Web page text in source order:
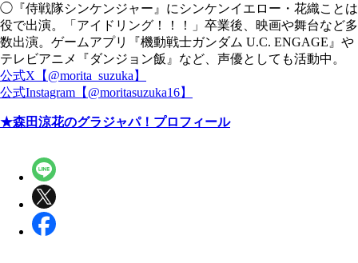
◯『侍戦隊シンケンジャー』にシンケンイエロー・花織ことは
役で出演。「アイドリング！！！」卒業後、映画や舞台など多
数出演。ゲームアプリ『機動戦士ガンダム U.C. ENGAGE』や
テレビアニメ『ダンジョン飯』など、声優としても活動中。
公式X【@morita_suzuka】
公式Instagram【@moritasuzuka16】
★森田涼花のグラジャパ！プロフィール